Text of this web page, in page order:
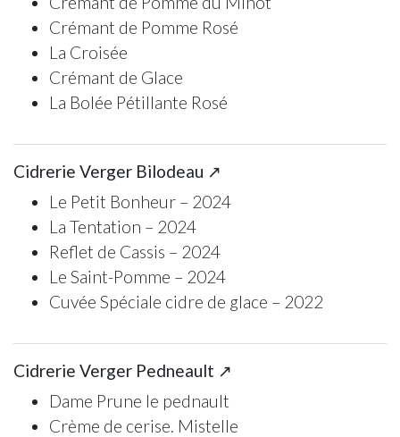
Crémant de Pomme Rosé
La Croisée
Crémant de Glace
La Bolée Pétillante Rosé
Cidrerie Verger Bilodeau ↗
Le Petit Bonheur – 2024
La Tentation – 2024
Reflet de Cassis – 2024
Le Saint-Pomme – 2024
Cuvée Spéciale cidre de glace – 2022
Cidrerie Verger Pedneault ↗
Dame Prune le pednault
Crème de cerise. Mistelle